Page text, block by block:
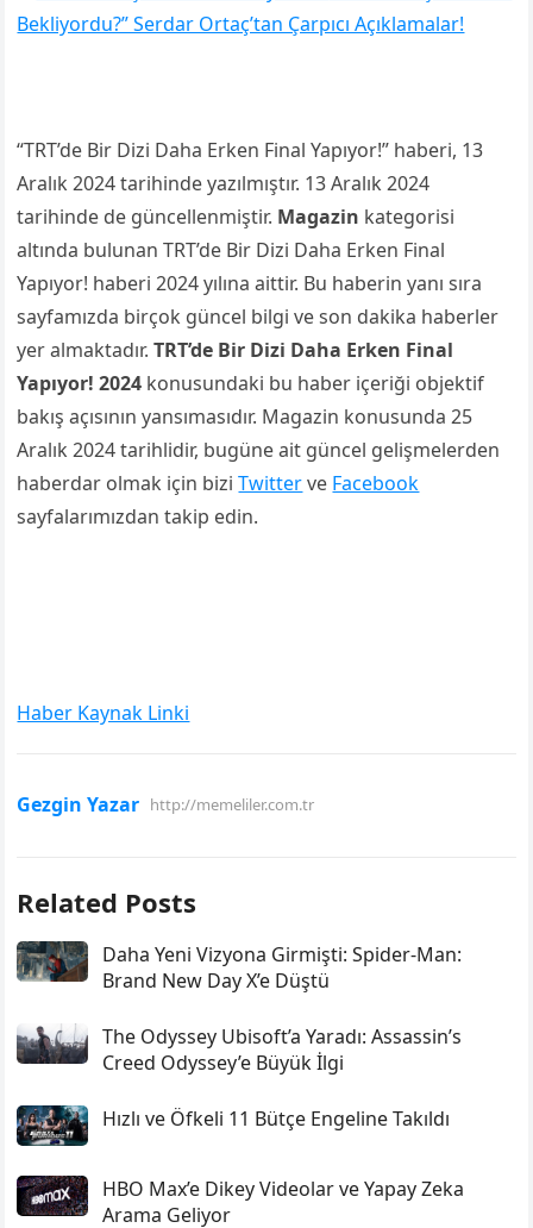
Bekliyordu?” Serdar Ortaç’tan Çarpıcı Açıklamalar!
“TRT’de Bir Dizi Daha Erken Final Yapıyor!” haberi, 13
Aralık 2024 tarihinde yazılmıştır. 13 Aralık 2024
tarihinde de güncellenmiştir. Magazin kategorisi
altında bulunan TRT’de Bir Dizi Daha Erken Final
Yapıyor! haberi 2024 yılına aittir. Bu haberin yanı sıra
sayfamızda birçok güncel bilgi ve son dakika haberler
yer almaktadır.TRT’de Bir Dizi Daha Erken Final
Yapıyor! 2024 konusundaki bu haber içeriği objektif
bakış açısının yansımasıdır. Magazin konusunda 25
Aralık 2024 tarihlidir, bugüne ait güncel gelişmelerden
haberdar olmak için biziTwitterve Facebook
sayfalarımızdan takip edin.
Haber Kaynak Linki
Gezgin Yazar http://memeliler.com.tr
Related Posts
Daha Yeni Vizyona Girmişti: Spider-Man:
Brand New Day X’e Düştü
The Odyssey Ubisoft’a Yaradı: Assassin’s
Creed Odyssey’e Büyük İlgi
Hızlı ve Öfkeli 11 Bütçe Engeline Takıldı
HBO Max’e Dikey Videolar ve Yapay Zeka
Arama Geliyor